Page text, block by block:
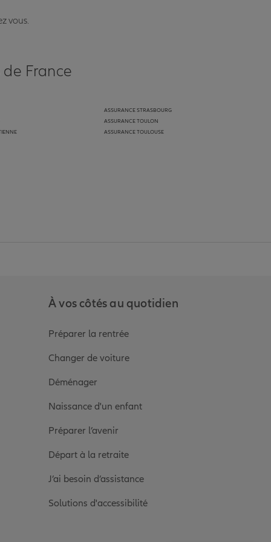
vous.
France
ASSURANCE STRASBOURG
ASSURANCE TOULON
ASSURANCE TOULOUSE
de Allianzde Allianz
la page Instagram de Allianz
À vos côtés au quotidien
Préparer la rentrée
Changer de voiture
Déménager
Naissance d'un enfant
Préparer l’avenir
Départ à la retraite
J’ai besoin d’assistance
Solutions d'accessibilité